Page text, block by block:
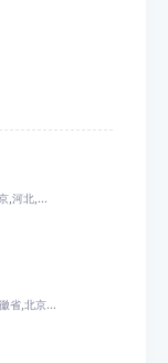
,河北,...
省,北京...